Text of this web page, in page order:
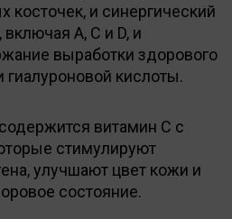
косточек, и синергический
А, С и D, и
выработки здорового
гиалуроновой кислоты.
витамин С с
стимулируют
улучшают цвет кожи и
состояние.